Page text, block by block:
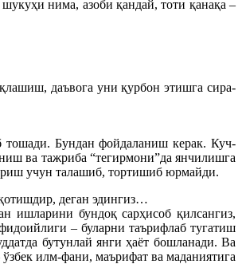
нима, азоби қандай, тоти қанақа –
даъвога уни қурбон этишга сира-
тошади. Бундан фойдаланиш керак. Куч-
ва тажриба “тегирмони”да янчилишга
учун талашиб, тортишиб юрмайди.
деган эдингиз…
ишларини бундоқ сарҳисоб қилсангиз,
– буларни таърифлаб тугатиш
бутунлай янги ҳаёт бошланади. Ва
илм-фани, маърифат ва маданиятига